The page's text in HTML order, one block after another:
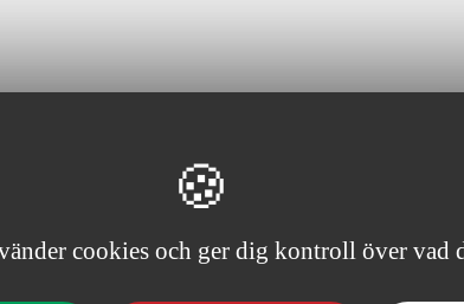
cookies och ger dig kontroll över vad